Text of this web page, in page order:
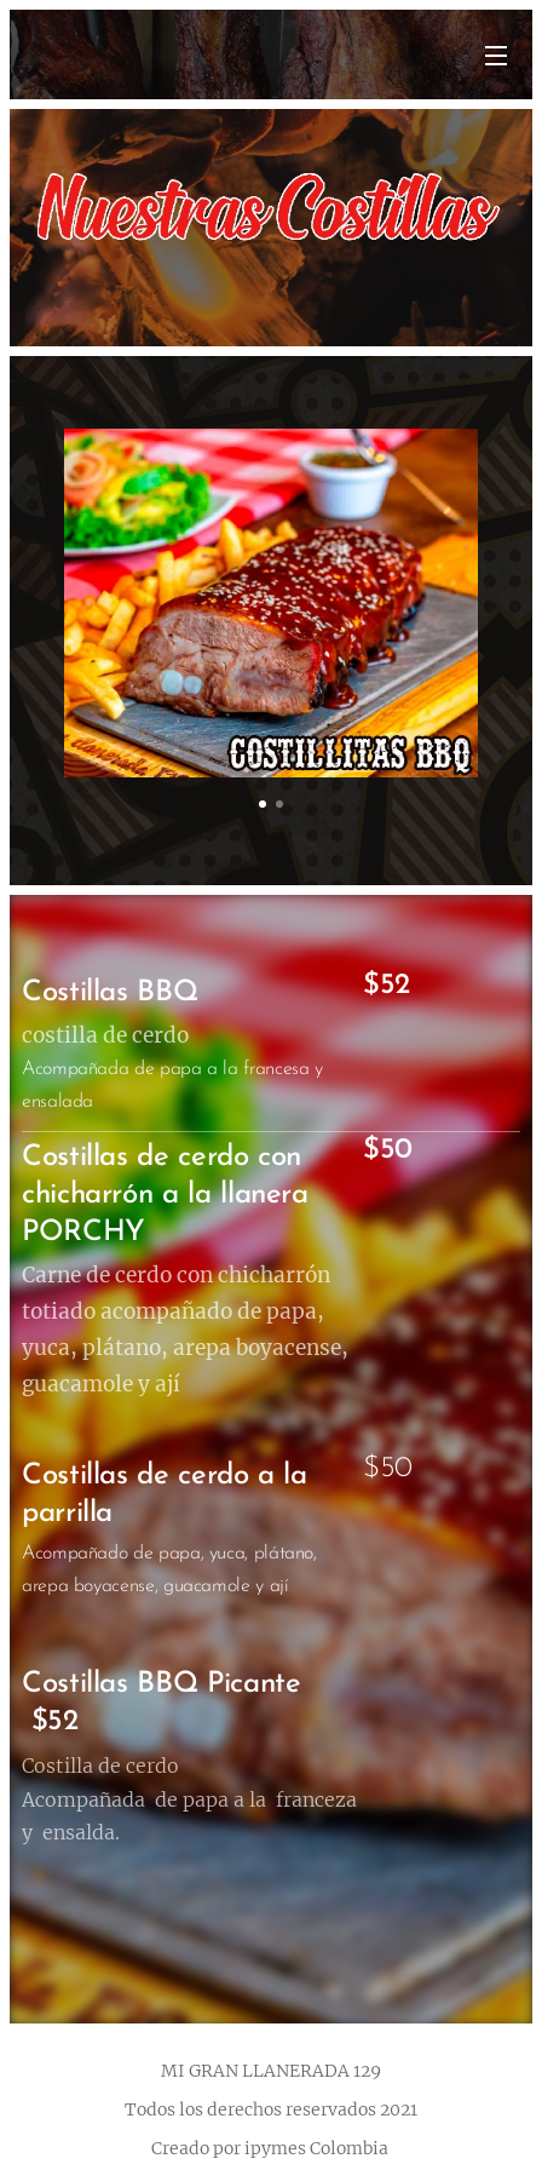
Costillas BBQ
costilla de cerdo
Acompañada de papa a la francesa y
ensalada
$52
Costillas de cerdo con
chicharrón a la llanera
PORCHY
Carne de cerdo con chicharrón
totiado acompañado de papa,
yuca, plátano, arepa boyacense,
guacamole y ají
$50
Costillas de cerdo a la
parrilla
Acompañado de papa, yuca, plátano,
arepa boyacense, guacamole y ají
Costillas BBQ Picante
$52
Costilla de cerdo
Acompañada de papa a la franceza
y ensalda.
$50
MI GRAN LLANERADA 129
Todos los derechos reservados 2021
Creado por ipymes Colombia